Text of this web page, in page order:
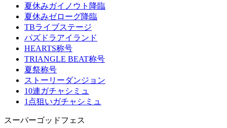
夏休みガイノウト降臨
夏休みゼローグ降臨
TBライブステージ
パズドラアイランド
HEARTS称号
TRIANGLE BEAT称号
夏祭称号
ストーリーダンジョン
10連ガチャシミュ
1点狙いガチャシミュ
スーパーゴッドフェス